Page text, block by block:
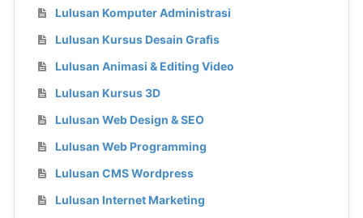
Lulusan Komputer Administrasi
Lulusan Kursus Desain Grafis
Lulusan Animasi & Editing Video
Lulusan Kursus 3D
Lulusan Web Design & SEO
Lulusan Web Programming
Lulusan CMS Wordpress
Lulusan Internet Marketing